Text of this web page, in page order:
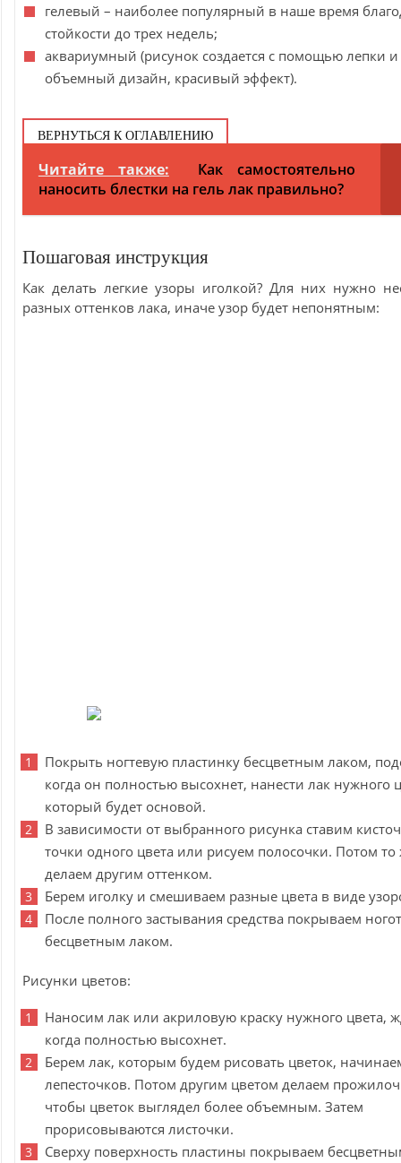
гелевый – наиболее популярный в наше время
стойкости до трех недель;
аквариумный (рисунок создается с помощью лепки
объемный дизайн, красивый эффект).
ВЕРНУТЬСЯ К ОГЛАВЛЕНИЮ
Читайте также:
Как самостоятельно
наносить блестки на гель лак правильно?
Пошаговая инструкция
Как делать легкие узоры иголкой? Для них нужно
разных оттенков лака, иначе узор будет непонятным:
Покрыть ногтевую пластинку бесцветным лаком,
когда он полностью высохнет, нанести лак нужного
который будет основой.
В зависимости от выбранного рисунка ставим
точки одного цвета или рисуем полосочки. Потом то
делаем другим оттенком.
Берем иголку и смешиваем разные цвета в виде
После полного застывания средства покрываем
бесцветным лаком.
Рисунки цветов:
Наносим лак или акриловую краску нужного цвета,
когда полностью высохнет.
Берем лак, которым будем рисовать цветок,
лепесточков. Потом другим цветом делаем
чтобы цветок выглядел более объемным. Затем
прорисовываются листочки.
Сверху поверхность пластины покрываем